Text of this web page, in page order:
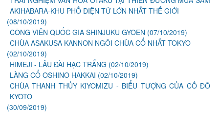
AKIHABARA-KHU PHỐ ĐIỆN TỬ LỚN NHẤT THẾ GIỚI
(08/10/2019)
CÔNG VIÊN QUỐC GIA SHINJUKU GYOEN (07/10/2019)
CHÙA ASAKUSA KANNON NGÔI CHÙA CỔ NHẤT TOKYO
(02/10/2019)
HIMEJI - LÂU ĐÀI HẠC TRẮNG (02/10/2019)
LÀNG CỔ OSHINO HAKKAI (02/10/2019)
CHÙA THANH THỦY KIYOMIZU - BIỂU TƯỢNG CỦA CỐ ĐÔ
KYOTO
(30/09/2019)